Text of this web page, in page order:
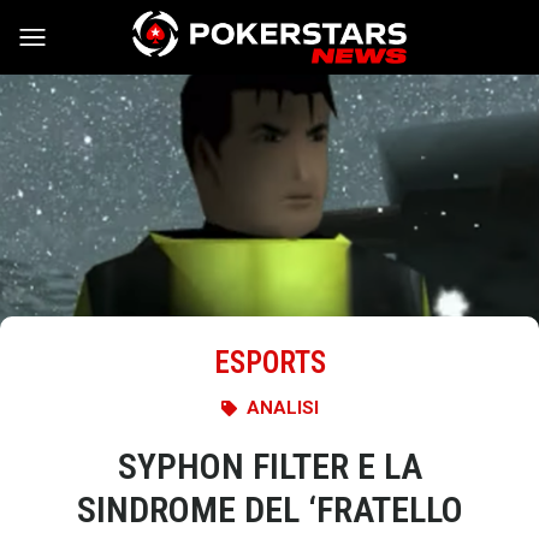
Vai al contenuto
ESPORTS
ANALISI
SYPHON FILTER E LA
SINDROME DEL ‘FRATELLO